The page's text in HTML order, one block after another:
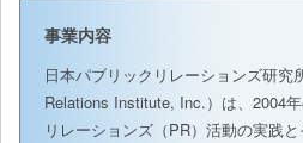
事業内容
日本パブリックリレーションズ研究
Relations Institute, Inc.）は、2004
リレーションズ（PR）活動の実践と